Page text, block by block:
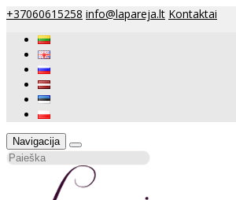
+37060615258 info@lapareja.lt Kontaktai
Navigacija